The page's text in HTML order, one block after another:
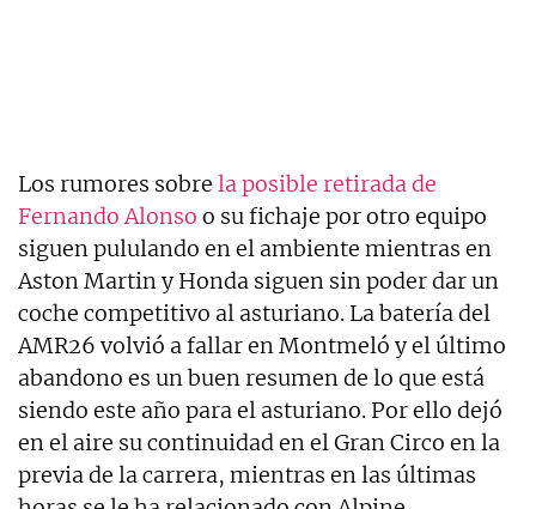
Los rumores sobre la posible retirada de
Fernando Alonso o su fichaje por otro equipo
siguen pululando en el ambiente mientras en
Aston Martin y Honda siguen sin poder dar un
coche competitivo al asturiano. La batería del
AMR26 volvió a fallar en Montmeló y el último
abandono es un buen resumen de lo que está
siendo este año para el asturiano. Por ello dejó
en el aire su continuidad en el Gran Circo en la
previa de la carrera, mientras en las últimas